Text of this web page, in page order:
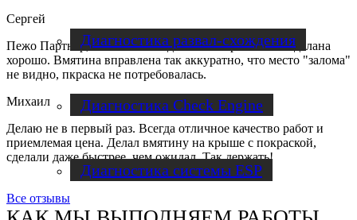
Диагностика развал-схождения
Диагностика Check Engine
Диагностика системы ESP
Сергей
Пежо Партнер, вмятина на заднем бампере. Работа сделана
хорошо. Вмятина вправлена так аккуратно, что место "залома"
не видно, пкраска не потребовалась.
Михаил
Делаю не в первый раз. Всегда отличное качество работ и
приемлемая цена. Делал вмятину на крыше с покраской,
сделали даже быстрее, чем ожидал. Так держать!
Все отзывы